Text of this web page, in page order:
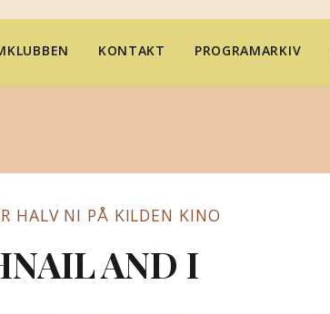
KONTAKT PROGRAMARKIV
HALV NI PÅ KILDEN KINO
AND I